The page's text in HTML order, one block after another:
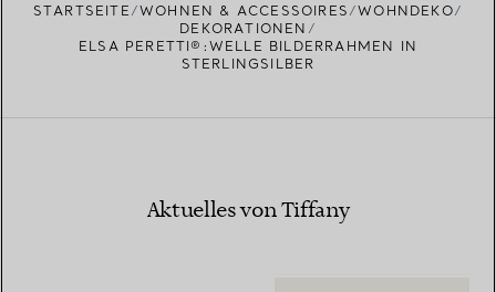
STARTSEITE WOHNEN & ACCESSOIRES
WOHNDEKO
DEKORATIONEN
ELSA PERETTI®:WELLE BILDERRAHMEN IN
STERLINGSILBER
Aktuelles von Tiffany